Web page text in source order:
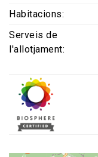
Habitacions
Serveis de
l'allotjament